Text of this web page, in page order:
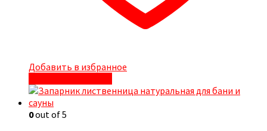
Добавить в избранное
0out of 5